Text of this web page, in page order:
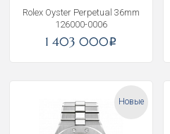
Rolex Oyster Perpetual 36mm
126000-0006
1 403 000i
Новые